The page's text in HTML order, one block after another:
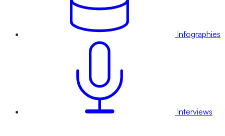
Infographies
Interviews